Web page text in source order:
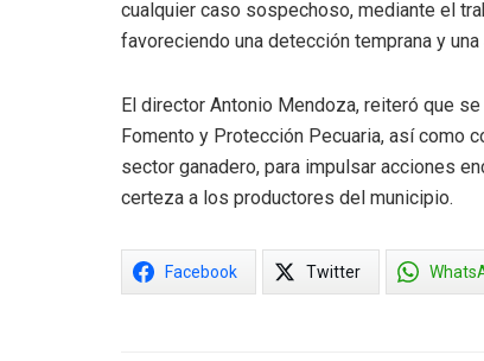
cualquier caso sospechoso, mediante el
favoreciendo una detección temprana y una
El director Antonio Mendoza, reiteró que
Fomento y Protección Pecuaria, así como
sector ganadero, para impulsar acciones
certeza a los productores del municipio.
Facebook Twitter